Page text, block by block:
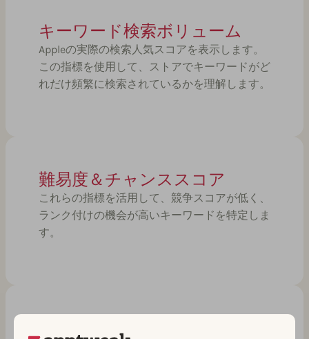
キーワード検索ボリューム
Appleの実際の検索人気スコアを表示します。
この指標を使用して、ストアでキーワードがど
れだけ頻繁に検索されているかを理解します。
難易度＆チャンススコア
これらの指標を活用して、競争スコアが低く、
ランク付けの機会が高いキーワードを特定しま
す。
キーワードごとのオーガニッ